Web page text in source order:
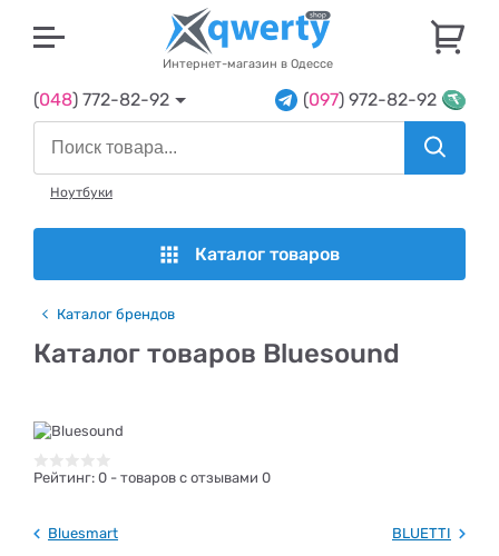
Интернет-магазин в Одессе
(048) 772-82-92 (097) 972-82-92
Ноутбуки
Каталог товаров
Каталог брендов
Каталог товаров Bluesound
Рейтинг: 0 - товаров с отзывами 0
Bluesmart BLUETTI